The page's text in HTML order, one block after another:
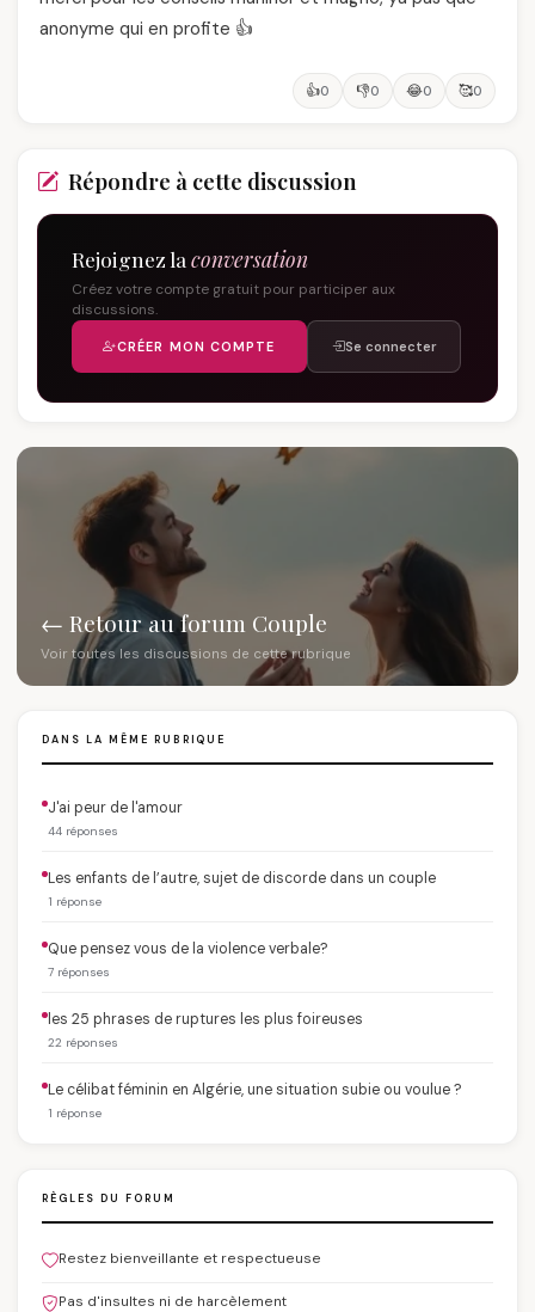
anonyme qui en profite 👍
👍0 👎0 😂0 🥰0
Répondre à cette discussion
Rejoignez la conversation
Créez votre compte gratuit pour participer aux
discussions.
CRÉER MON COMPTE Se connecter
← Retour au forum Couple
Voir toutes les discussions de cette rubrique
DANS LA MÊME RUBRIQUE
J'ai peur de l'amour
44 réponses
Les enfants de l’autre, sujet de discorde dans un couple
1 réponse
Que pensez vous de la violence verbale?
7 réponses
les 25 phrases de ruptures les plus foireuses
22 réponses
Le célibat féminin en Algérie, une situation subie ou voulue ?
1 réponse
RÈGLES DU FORUM
Restez bienveillante et respectueuse
Pas d'insultes ni de harcèlement